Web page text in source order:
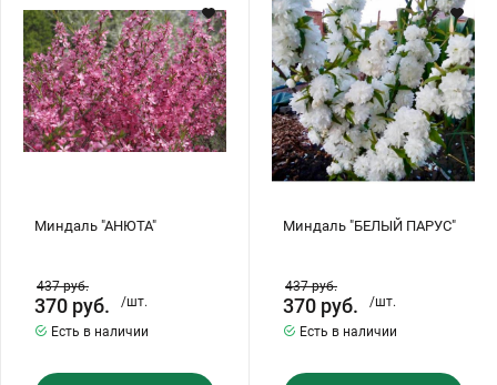
Хризантемы саженцы
Зелень и пряные травы
Миндаль "АНЮТА"
437руб.
370 руб.
/шт.
Есть в наличии
Миндаль "БЕЛЫЙ ПАРУС"
437руб.
370 руб.
/шт.
Есть в наличии